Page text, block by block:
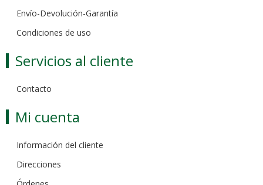
Envío-Devolución-Garantía
Condiciones de uso
Servicios al cliente
Contacto
Mi cuenta
Información del cliente
Direcciones